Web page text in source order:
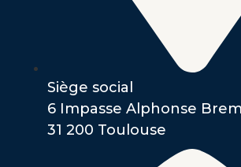
Siège social
6 Impasse Alphonse
31 200 Toulouse